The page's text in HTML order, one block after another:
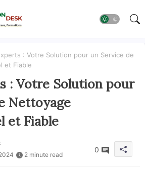
: Votre Solution pour un Service de
et Fiable
: Votre Solution pour
Nettoyage
et Fiable
2 minute read
0